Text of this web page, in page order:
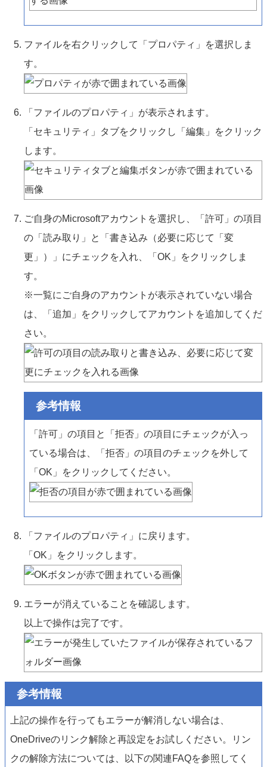
ファイルを右クリックして「プロパティ」を選択しま
す。
「ファイルのプロパティ」が表示されます。
「セキュリティ」タブをクリックし「編集」をクリック
します。
ご自身のMicrosoftアカウントを選択し、「許可」の項目
の「読み取り」と「書き込み（必要に応じて「変
更」）」にチェックを入れ、「OK」をクリックしま
す。
※一覧にご自身のアカウントが表示されていない場合
は、「追加」をクリックしてアカウントを追加してくだ
さい。
参考情報
「許可」の項目と「拒否」の項目にチェックが入っ
ている場合は、「拒否」の項目のチェックを外して
「OK」をクリックしてください。
「ファイルのプロパティ」に戻ります。
「OK」をクリックします。
エラーが消えていることを確認します。
以上で操作は完了です。
参考情報
上記の操作を行ってもエラーが解消しない場合は、
OneDriveのリンク解除と再設定をお試しください。リン
クの解除方法については、以下の関連FAQを参照してく